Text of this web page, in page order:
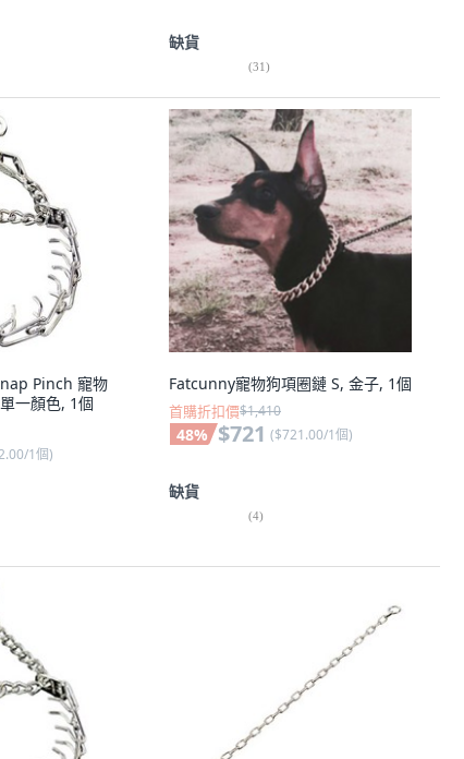
缺貨
(31)
Pinch 寵物
一顏色, 1個
1個)
Fatcunny寵物狗項圈鏈 S, 金子, 1個
首購折扣價$1,410
48% $721 ($721.00/1個)
缺貨
(4)